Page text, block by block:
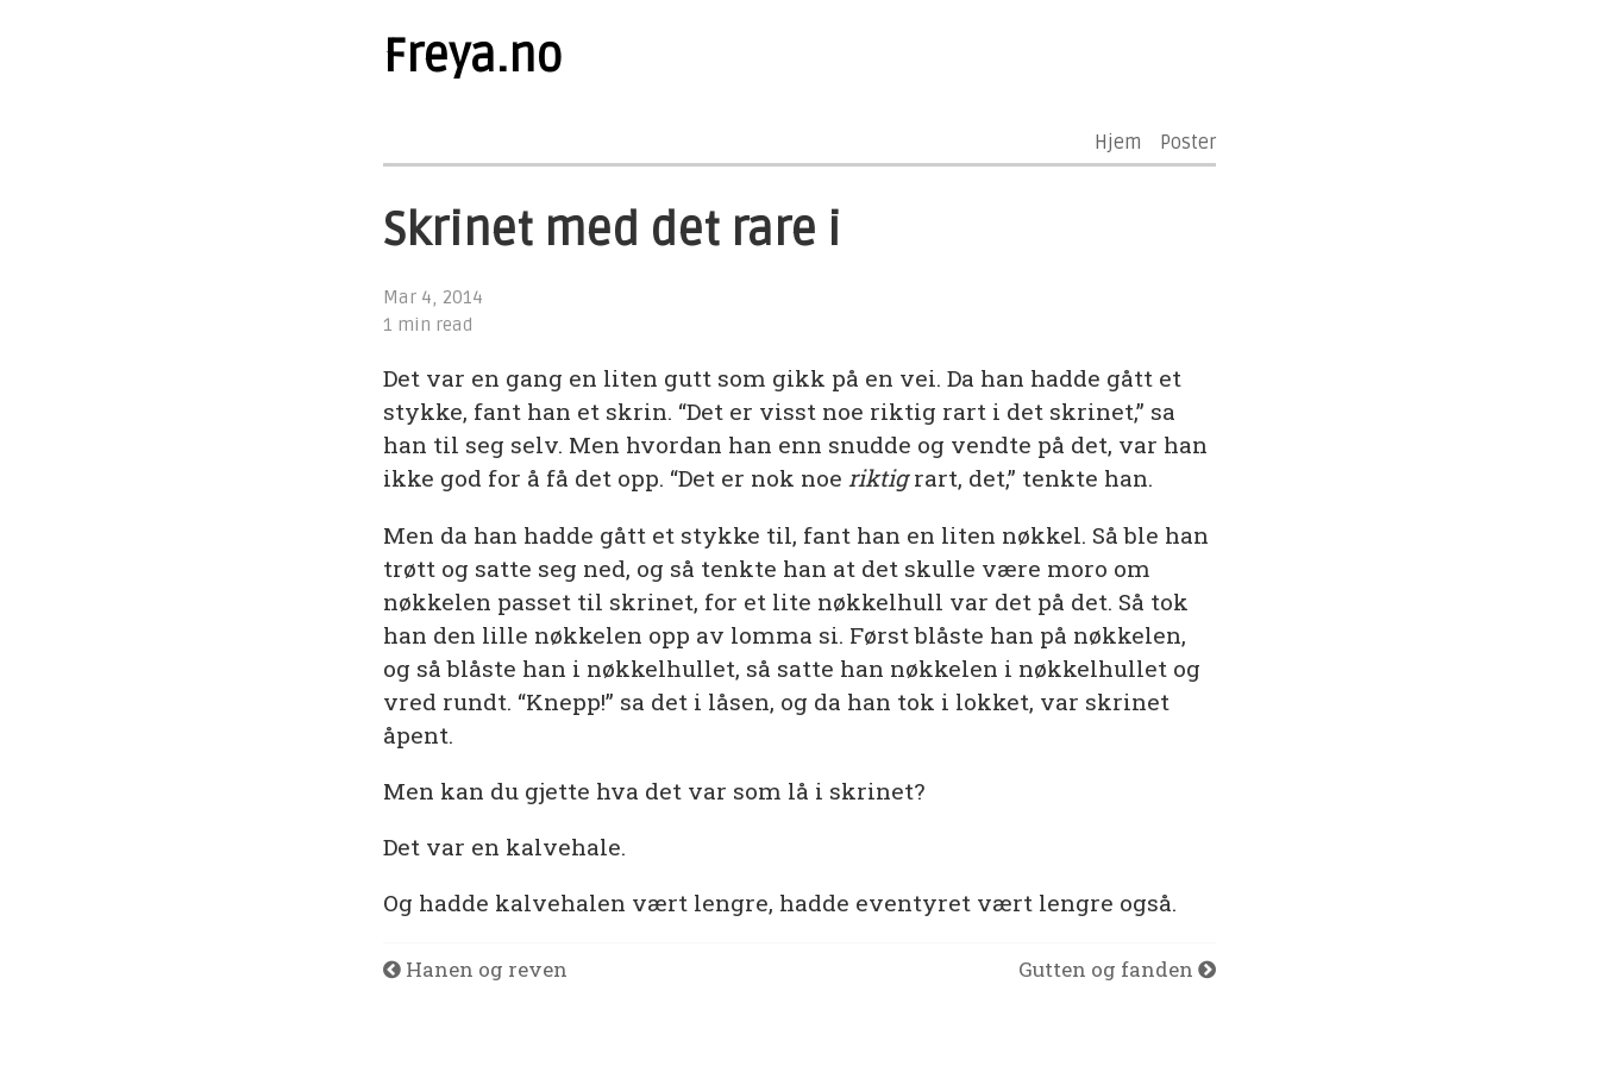
Freya.no
Hjem Poster
Skrinet med det rare i
Mar 4, 2014
1 min read
Det var en gang en liten gutt som gikk på en vei. Da han hadde gått et
stykke, fant han et skrin. “Det er visst noe riktig rart i det skrinet,” sa
han til seg selv. Men hvordan han enn snudde og vendte på det, var han
ikke god for å få det opp. “Det er nok noe riktigrart, det,” tenkte han.
Men da han hadde gått et stykke til, fant han en liten nøkkel. Så ble han
trøtt og satte seg ned, og så tenkte han at det skulle være moro om
nøkkelen passet til skrinet, for et lite nøkkelhull var det på det. Så tok
han den lille nøkkelen opp av lomma si. Først blåste han på nøkkelen,
og så blåste han i nøkkelhullet, så satte han nøkkelen i nøkkelhullet og
vred rundt. “Knepp!” sa det i låsen, og da han tok i lokket, var skrinet
åpent.
Men kan du gjette hva det var som lå i skrinet?
Det var en kalvehale.
Og hadde kalvehalen vært lengre, hadde eventyret vært lengre også.
Hanen og reven Gutten og fanden